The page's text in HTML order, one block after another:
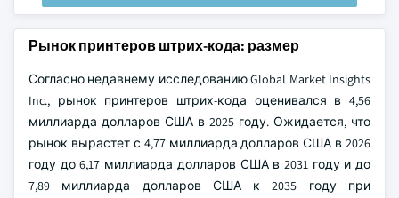
Рынок принтеров штрих-кода: размер
Согласно недавнему исследованию Global Market Insights
Inc., рынок принтеров штрих-кода оценивался в 4,56
миллиарда долларов США в 2025 году. Ожидается, что
рынок вырастет с 4,77 миллиарда долларов США в 2026
году до 6,17 миллиарда долларов США в 2031 году и до
7,89 миллиарда долларов США к 2035 году при